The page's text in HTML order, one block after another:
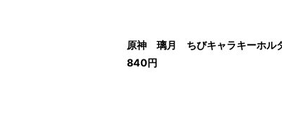
原神 璃月 ちびキャラキーホル
840円